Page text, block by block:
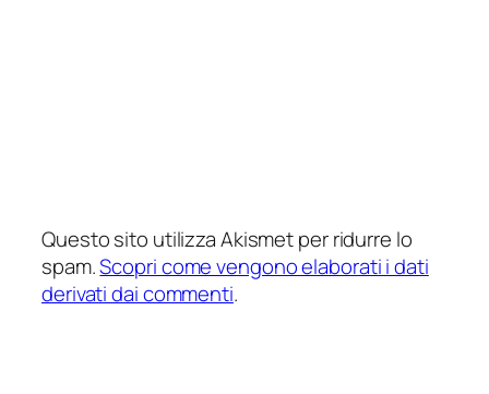
Questo sito utilizza Akismet per ridurre lo
spam.Scopri come vengono elaborati i dati
derivati dai commenti.